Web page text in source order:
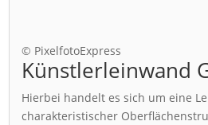
© PixelfotoExpress
Künstlerleinwand
Hierbei handelt es sich um eine
charakteristischer